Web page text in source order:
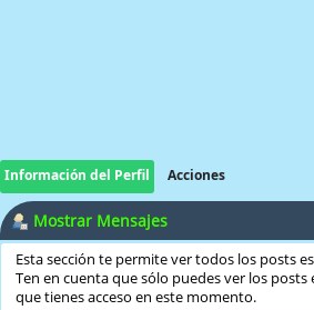
Información del Perfil Acciones
Mostrar Mensajes
Esta sección te permite ver todos los posts
Ten en cuenta que sólo puedes ver los posts
que tienes acceso en este momento.